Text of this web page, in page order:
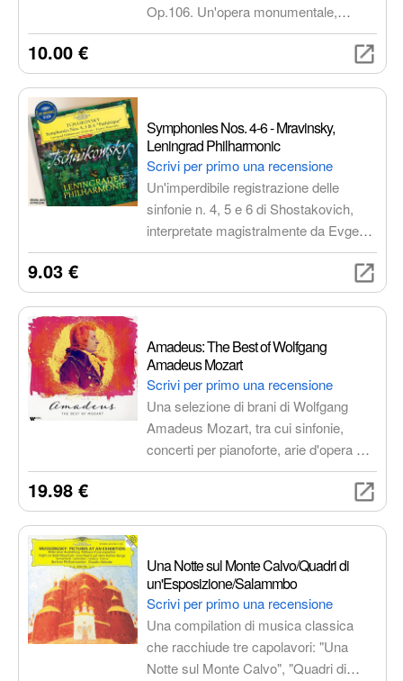
Op.106. Un'opera monumentale,
complessa e rivoluzionaria, interpretata
da un pianista di talento. Un'esperienza
di ascolto intensa e coinvolgente che ti
tempo.
10.00 €
Symphonies Nos. 4-6 - Mravinsky,
Leningrad Philharmonic
Scrivi per primo una recensione
Un'imperdibile registrazione delle
sinfonie n. 4, 5 e 6 di Shostakovich,
interpretate magistralmente da Evgeny
Mravinsky alla guida della Leningrad
documento storico che cattura
Shostakovich.
9.03 €
Amadeus: The Best of Wolfgang
Amadeus Mozart
Scrivi per primo una recensione
Una selezione di brani di Wolfgang
Amadeus Mozart, tra cui sinfonie,
concerti per pianoforte, arie d'opera e
molto altro. Un viaggio nel mondo di
accompagnerà per sempre.
19.98 €
Una Notte sul Monte Calvo/Quadri di
un'Esposizione/Salammbo
Scrivi per primo una recensione
Una compilation di musica classica
che racchiude tre capolavori: "Una
Notte sul Monte Calvo", "Quadri di